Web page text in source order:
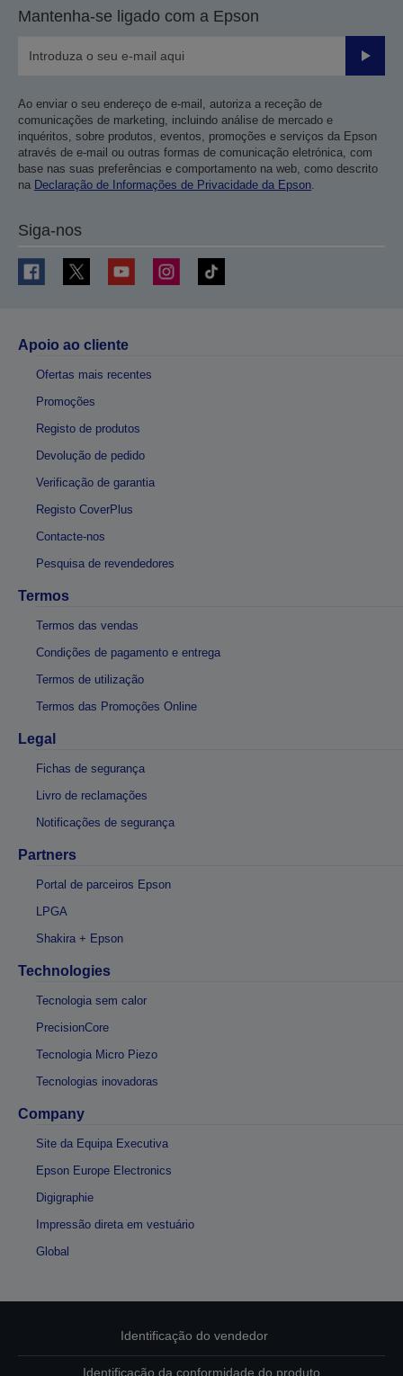
Mantenha-se ligado com a Epson
Enviar
Ao enviar o seu endereço de e-mail, autoriza a receção de
comunicações de marketing, incluindo análise de mercado e
inquéritos, sobre produtos, eventos, promoções e serviços da Epson
através de e-mail ou outras formas de comunicação eletrónica, com
base nas suas preferências e comportamento na web, como descrito
na Declaração de Informações de Privacidade da Epson
Siga-nos
Apoio ao cliente
Ofertas mais recentes
Promoções
Registo de produtos
Devolução de pedido
Verificação de garantia
Registo CoverPlus
Contacte-nos
Pesquisa de revendedores
Termos
Termos das vendas
Condições de pagamento e entrega
Termos de utilização
Termos das Promoções Online
Legal
Fichas de segurança
Livro de reclamações
Notificações de segurança
Partners
Portal de parceiros Epson
LPGA
Shakira + Epson
Technologies
Tecnologia sem calor
PrecisionCore
Tecnologia Micro Piezo
Tecnologias inovadoras
Company
Site da Equipa Executiva
Epson Europe Electronics
Digigraphie
Impressão direta em vestuário
Global
Identificação do vendedor
Identificação da conformidade do produto